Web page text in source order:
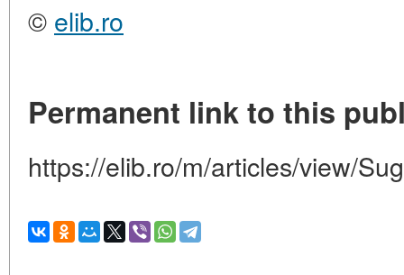
© elib.ro
Permanent link to this
https://elib.ro/m/articles/view/